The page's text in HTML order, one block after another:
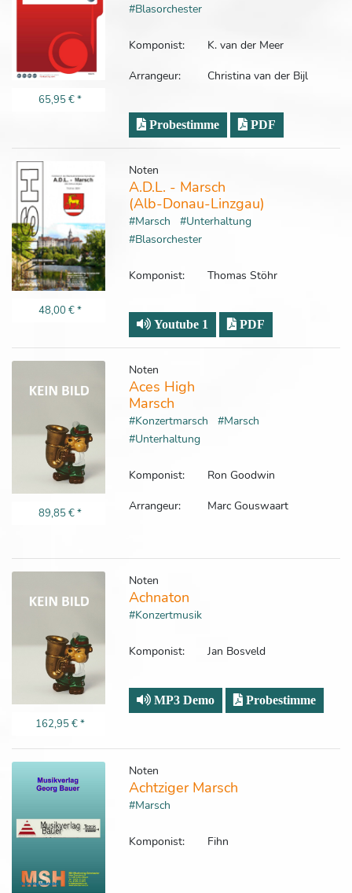
65,95 €*
#Blasorchester
Komponist:
K. van der Meer
Arrangeur:
Christina van der Bijl
Probestimme PDF
48,00 €*
Noten
A.D.L. - Marsch
(Alb-Donau-Linzgau)
#Marsch
#Unterhaltung
#Blasorchester
Komponist: Thomas Stöhr
Youtube 1 PDF
89,85 €*
Noten
Aces High
Marsch
#Konzertmarsch
#Marsch
#Unterhaltung
Komponist:
Ron Goodwin
Arrangeur:
Marc Gouswaart
162,95 €*
Noten
Achnaton
#Konzertmusik
Komponist: Jan Bosveld
MP3 Demo Probestimme
Noten
Achtziger Marsch
#Marsch
Komponist: Fihn